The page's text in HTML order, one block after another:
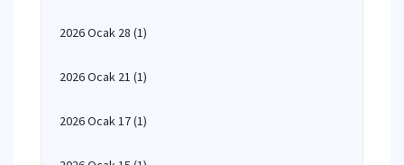
2026 Ocak 28 (1)
2026 Ocak 21 (1)
2026 Ocak 17(1)